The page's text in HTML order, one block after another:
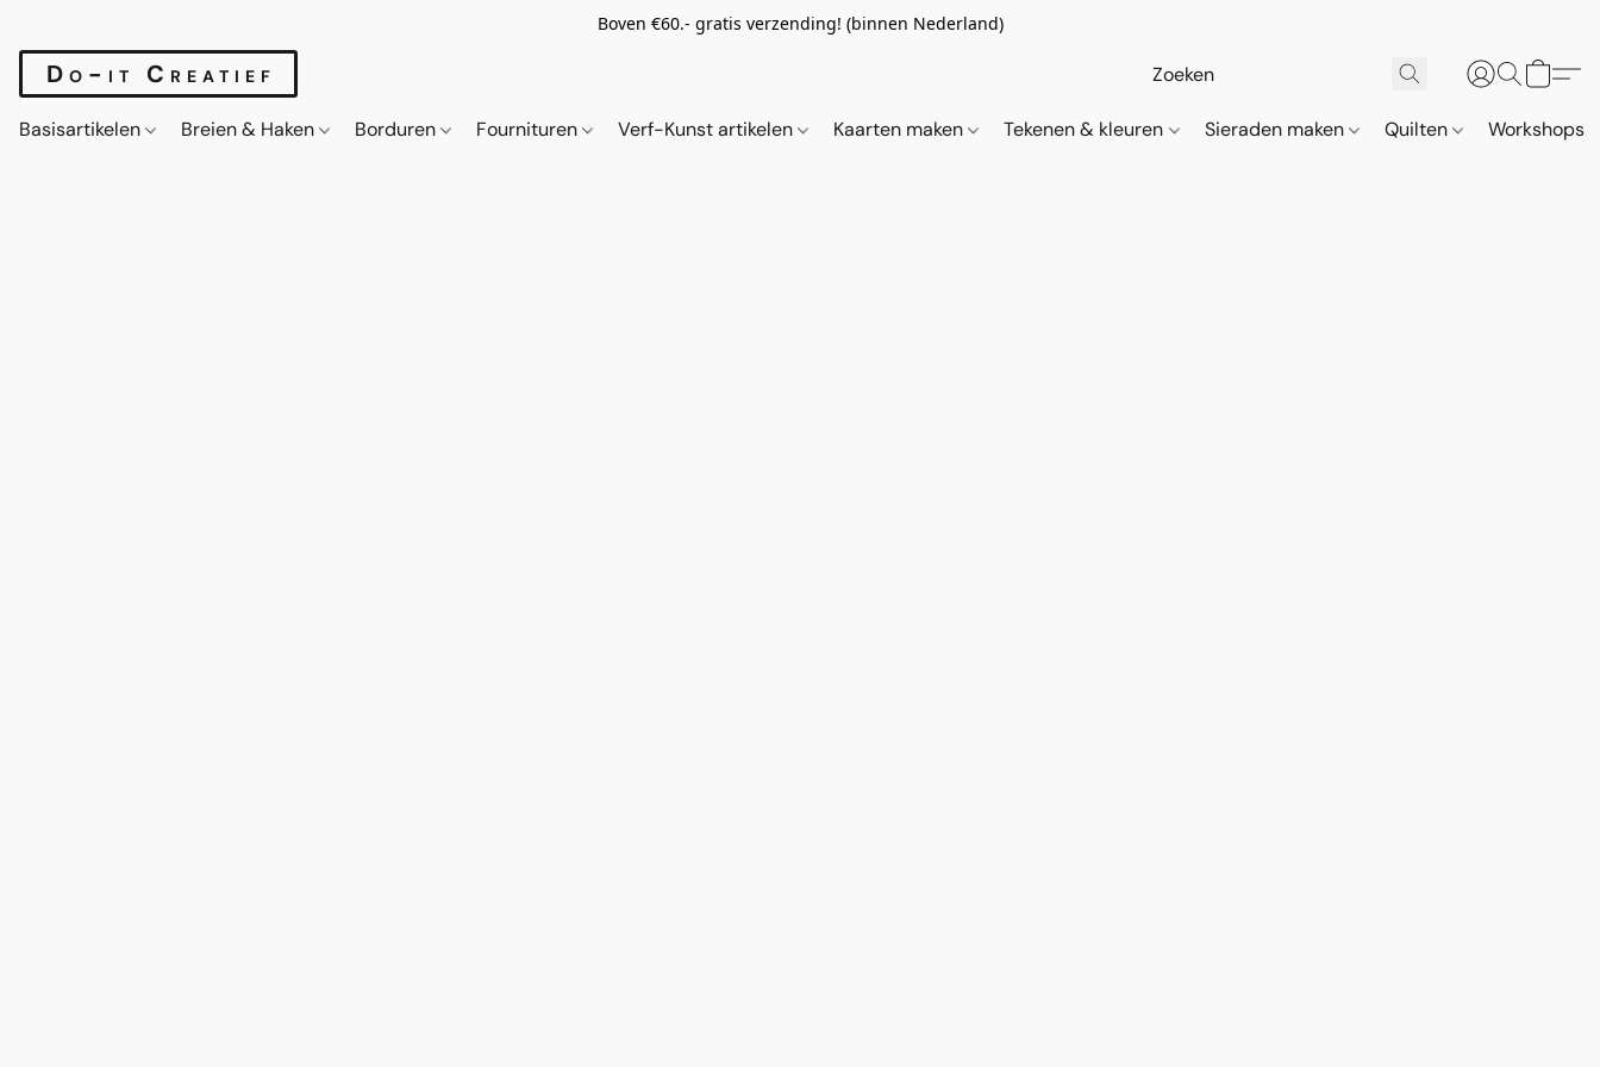
Boven €60.- gratis verzending! (binnen Nederland)
Do-it Creatief
Basisartikelen Breien & Haken Borduren Fournituren Verf-Kunst artikelen Kaarten maken Tekenen & kleuren Sieraden maken Quilten Workshops